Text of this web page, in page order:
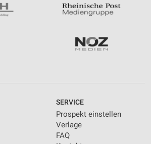
SERVICE
Prospekt einstellen
Verlage
FAQ